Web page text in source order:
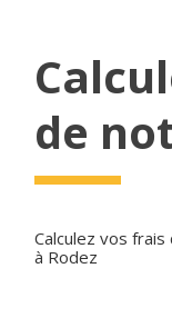
de
Calculez vos
à Rodez